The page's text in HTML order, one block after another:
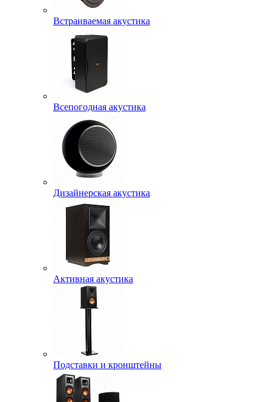
Встраиваемая акустика
Всепогодная акустика
Дизайнерская акустика
Активная акустика
Подставки и кронштейны